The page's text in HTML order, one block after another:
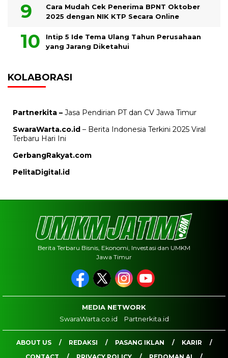
Cara Mudah Cek Penerima BPNT Oktober
2025 dengan NIK KTP Secara Online
Intip 5 Ide Tema Ulang Tahun Perusahaan
yang Jarang Diketahui
KOLABORASI
Partnerkita – Jasa Pendirian PT dan CV Jawa Timur
SwaraWarta.co.id – Berita Indonesia Terkini 2025 Viral
Terbaru Hari Ini
GerbangRakyat.com
PelitaDigital.id
Berita Terbaru Bisnis, Ekonomi, Investasi dan UMKM
Jawa Timur
MEDIA NETWORK
SwaraWarta.co.id
Partnerkita.id
ABOUT US REDAKSI PASANG IKLAN
KARIR